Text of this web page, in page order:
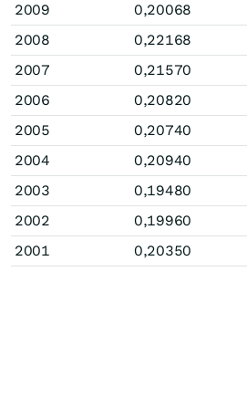
2009
0,20068
2008
0,22168
2007
0,21570
2006
0,20820
2005
0,20740
2004
0,20940
2003
0,19480
2002
0,19960
2001
0,20350